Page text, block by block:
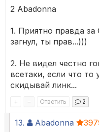
2 Abadonna
1. Приятно правда
загнул, ты прав...)))
2. Не видел честно
всетаки, если что
скидывай линк...
+ – Ответить 2
13. Abadonna